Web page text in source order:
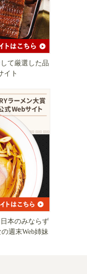
て厳選した品
イト
本のみならず
週末Web姉妹